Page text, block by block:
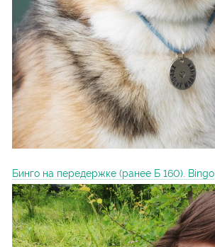
Бинго на передержке (ранее Б 160). Bingo